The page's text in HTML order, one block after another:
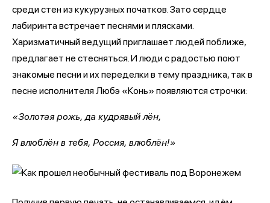
среди стен из кукурузных початков. Зато сердце
лабиринта встречает песнями и плясками.
Харизматичный ведущий приглашает людей поближе,
предлагает не стесняться. И люди с радостью поют
знакомые песни и их переделки в тему праздника, так в
песне исполнителя Любэ «Конь» появляются строчки:
«Золотая рожь, да кудрявый лён,
Я влюблён в тебя, Россия, влюблён!»